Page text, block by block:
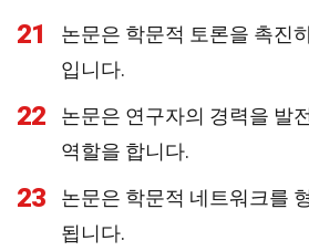
21
논문은 학문적 토론을 촉진
입니다.
22
논문은 연구자의 경력을 발
역할을 합니다.
23
논문은 학문적 네트워크를
됩니다.